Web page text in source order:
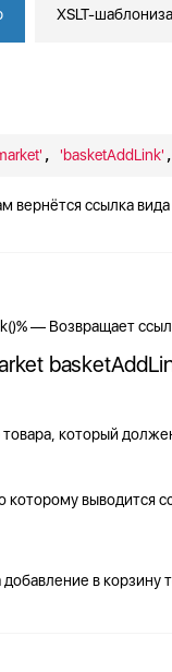
XSLT-
, 'basketAddLink' ,
вернётся ссылка
— Возвращает
который
которому выводится
в корзину